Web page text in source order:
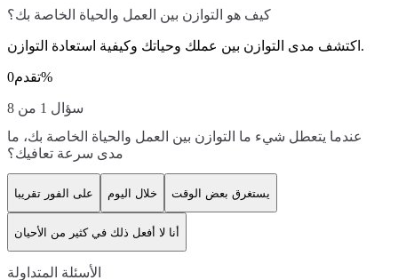
كيف هو التوازن بين العمل والحياة الخاصة بك؟
اكتشف مدى التوازن بين عملك وحياتك وكيفية استعادة التوازن.
تقدم0 %
سؤال 1 من 8
عندما يتعطل شيء ما التوازن بين العمل والحياة الخاصة بك، ما
مدى سرعة تعافيك؟
على الفور تقريبا خلال اليوم يستغرق بعض الوقت
أنا لا أفعل ذلك في كثير من الأحيان
الأسئلة المتداولة